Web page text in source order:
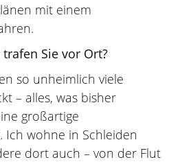
mit einem
Sie vor Ort?
so unheimlich viele
– alles, was bisher
großartige
Ich wohne in Schleiden
dort auch – von der Flut